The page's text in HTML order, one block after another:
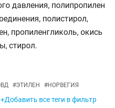
давления, полипропилен
полистирол,
пропиленгликоль, окись
стирол.
#ЭТИЛЕН #НОРВЕГИЯ
+Добавить все теги в фильтр